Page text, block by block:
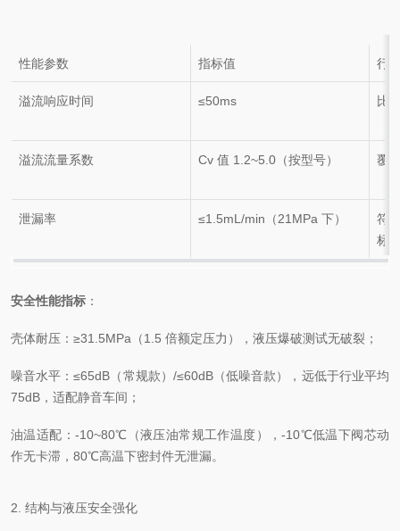
性能参数 指标值 行
溢流响应时间 ≤50ms 比
溢流流量系数 Cv 值 1.2~5.0（按型号） 覆
泄漏率 ≤1.5mL/min（21MPa 下）
符
标
安全性能指标 ：
壳体耐压：≥31.5MPa（1.5 倍额定压力），液压爆破测试无破裂；
噪音水平：≤65dB（常规款）/≤60dB（低噪音款），远低于行业平均
75dB，适配静音车间；
油温适配：-10~80℃（液压油常规工作温度），-10℃低温下阀芯动
作无卡滞，80℃高温下密封件无泄漏。
2. 结构与液压安全强化